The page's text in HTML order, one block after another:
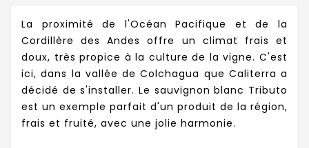
La proximité de l'Océan Pacifique et de la
Cordillère des Andes offre un climat frais et
doux, très propice à la culture de la vigne. C'est
ici, dans la vallée de Colchagua que Caliterra a
décidé de s'installer. Le sauvignon blanc Tributo
est un exemple parfait d'un produit de la région,
frais et fruité, avec une jolie harmonie.